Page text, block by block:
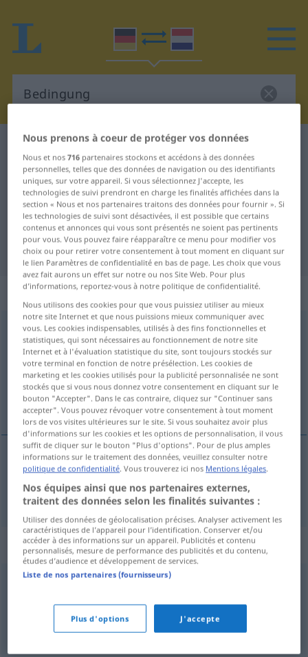
Dictionnaire Allemand-Néerlandais Bedingung
Traduction Allemand-Néerlandais
de "Bedingung"
"Bedingung" - traduction
Néerlandais
„Bedingung“: Femininum, weiblich
Bedingungf
Vue d'ensemble de toutes les traductions
(Pour plus d'informations, cliquez sur/touchez la traduction)
voorwaarde
voorwaarde Bedingung
Synonymes de "Bedingung"
Grundsatz ,Annahme
Voraussetzung,Vorbedingung,Kondition
Nous prenons à coeur de protéger vos données
Nous et nos716 partenaires stockons et accédons à des données
personnelles, telles que des données de navigation ou des identifiants
uniques, sur votre appareil. Si vous sélectionnez J'accepte, les
technologies de suivi prendront en charge les finalités affichées dans la
section « Nous et nos partenaires traitons des données pour fournir ». Si
les technologies de suivi sont désactivées, il est possible que certains
contenus et annonces qui vous sont présentés ne soient pas pertinents
pour vous. Vous pouvez faire réapparaître ce menu pour modifier vos
choix ou pour retirer votre consentement à tout moment en cliquant sur
le lien Paramètres de confidentialité en bas de page. Les choix que vous
avez fait aurons un effet sur notre ou nos Site Web. Pour plus
d’informations, reportez-vous à notre politique de confidentialité.
Nous utilisons des cookies pour que vous puissiez utiliser au mieux
notre site Internet et que nous puissions mieux communiquer avec
vous. Les cookies indispensables, utilisés à des fins fonctionnelles et
statistiques, qui sont nécessaires au fonctionnement de notre site
Internet et à l'évaluation statistique du site, sont toujours stockés sur
votre terminal en fonction de notre présélection. Les cookies de
marketing et les cookies utilisés pour la publicité personnalisée ne sont
stockés que si vous nous donnez votre consentement en cliquant sur le
bouton "Accepter". Dans le cas contraire, cliquez sur "Continuer sans
accepter". Vous pouvez révoquer votre consentement à tout moment
lors de vos visites ultérieures sur le site. Si vous souhaitez avoir plus
d'informations sur les cookies et les options de personnalisation, il vous
suffit de cliquer sur le bouton "Plus d'options". Pour de plus amples
informations sur le traitement des données, veuillez consulter notre
politique de confidentialité. Vous trouverez ici nos Mentions légales.
Nos équipes ainsi que nos partenaires externes,
traitent des données selon les finalités suivantes :
Utiliser des données de géolocalisation précises. Analyser activement les
caractéristiques de l’appareil pour l’identification. Conserver et/ou
accéder à des informations sur un appareil. Publicités et contenu
personnalisés, mesure de performance des publicités et du contenu,
études d’audience et développement de services.
Liste de nos partenaires (fournisseurs)
Plus d'options J'accepte